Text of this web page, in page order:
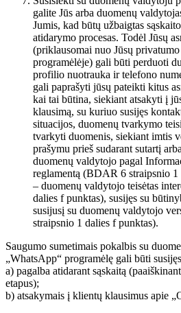
galite Jūs arba duomenų
Jumis, kad būtų užbaigtas
atidarymo procesas. Todėl Jūsų
(priklausomai nuo Jūsų
programėlėje) gali būti perduoti
profilio nuotrauka ir telefono
gali paprašyti jūsų pateikti kitus
kai tai būtina, siekiant atsakyti į
klausimą, su kuriuo susijęs
situacijos, duomenų tvarkymo
tvarkyti duomenis, siekiant imtis
prašymu prieš sudarant sutartį
duomenų valdytojo pagal
reglamentą (BDAR 6 straipsnio
– duomenų valdytojo teisėtas
dalies f punktas), susijęs su
susijusį su duomenų valdytojo
straipsnio 1 dalies f punktas).
Saugumo sumetimais pokalbis su
„WhatsApp“ programėlę gali būti
a) pagalba atidarant sąskaitą
etapus);
b) atsakymais į klientų klausimus apie